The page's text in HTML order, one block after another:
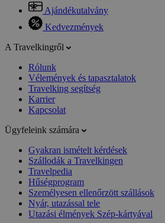
Ajándékutalvány
Kedvezmények
A Travelkingről
Rólunk
Vélemények és tapasztalatok
Travelking segítség
Karrier
Kapcsolat
Ügyfeleink számára
Gyakran ismételt kérdések
Szállodák a Travelkingen
Travelpedia
Hűségprogram
Személyesen ellenőrzött szállások
Nyár, utazással tele
Utazási élmények Szép-kártyával